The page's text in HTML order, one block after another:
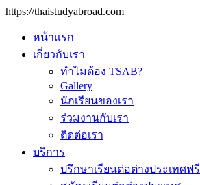
https://thaistudyabroad.com
หน้าแรก
เกี่ยวกับเรา
ทำไมต้อง TSAB?
Gallery
นักเรียนของเรา
ร่วมงานกับเรา
ติดต่อเรา
บริการ
ปรึกษาเรียนต่อต่างประเทศฟรี